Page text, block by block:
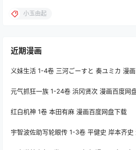
小玉由起
近期漫画
义妹生活 1-4卷 三河ごーすと 奏ユミカ 漫
元气抓狂一族 1-24卷 浜冈贤次 漫画百度网
红白机神 1卷 本田有麻 漫画百度网盘下载
宇智波佐助写轮眼传 1-3卷 平健史 岸本齐史